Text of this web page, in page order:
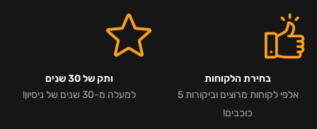
בחירת הלקוחות
אלפי לקוחות מרוצים וביקורות 5
כוכבים!
ותק של 30 שנים
למעלה מ-30 שנים של ניסיון!